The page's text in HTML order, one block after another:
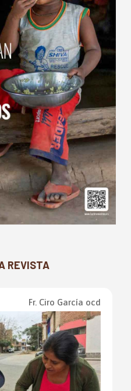
REVISTA
Fr. Ciro García ocd